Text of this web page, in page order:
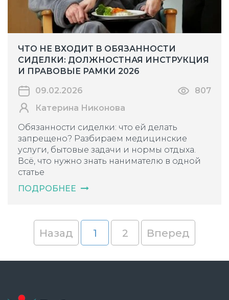
ЧТО НЕ ВХОДИТ В ОБЯЗАННОСТИ
СИДЕЛКИ: ДОЛЖНОСТНАЯ ИНСТРУКЦИЯ
И ПРАВОВЫЕ РАМКИ 2026
09.02.2026
807
Катерина Никонова
Обязанности сиделки: что ей делать
запрещено? Разбираем медицинские
услуги, бытовые задачи и нормы отдыха.
Всё, что нужно знать нанимателю в одной
статье
ПОДРОБНЕЕ
Назад 1 2 Вперед